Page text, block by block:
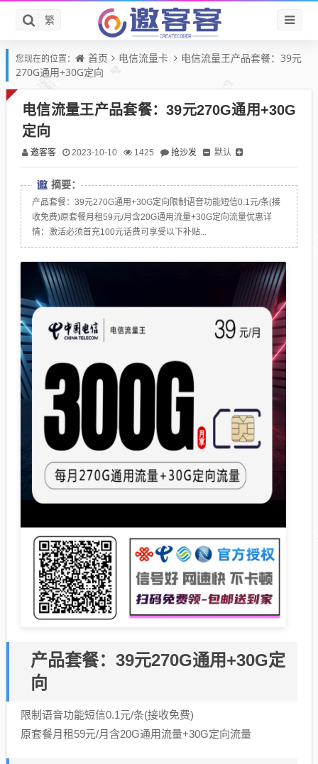
繁
您现在的位置： 首页 电信流量卡
电信流量王产品套餐：39元
270G通用+30G定向
电信流量王产品套餐：39元270G通用+30G
定向
邀客客 2023-10-10 1425 抢沙发 默认
摘要：
产品套餐：39元270G通用+30G定向限制语音功能短信0.1元/条(接
收免费)原套餐月租59元/月含20G通用流量+30G定向流量优惠详
情：激活必须首充100元话费可享受以下补贴...
产品套餐：39元270G通用+30G定
向
限制语音功能短信0.1元/条(接收免费)
原套餐月租59元/月含20G通用流量+30G定向流量